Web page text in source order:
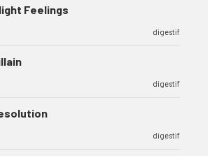
Feelings
digestif
digestif
digestif